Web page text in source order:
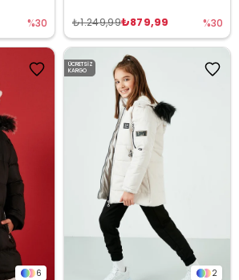
%30 ₺879,99
₺1.249,99 %30
6 2
ÜCRETSIZ
KARGO